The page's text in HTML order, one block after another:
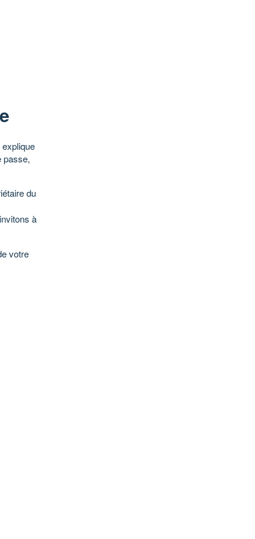
explique
passe,
du
à
votre